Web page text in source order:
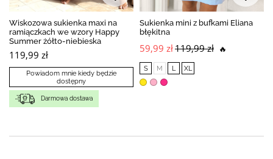
Wiskozowa sukienka maxi na
ramiączkach we wzory Happy
Summer żółto-niebieska
119,99 zł
Powiadom mnie kiedy będzie
dostępny
Darmowa dostawa
Sukienka mini z bufkami Eliana
błękitna
59,99 zł119,99 zł 🔥
S M L XL